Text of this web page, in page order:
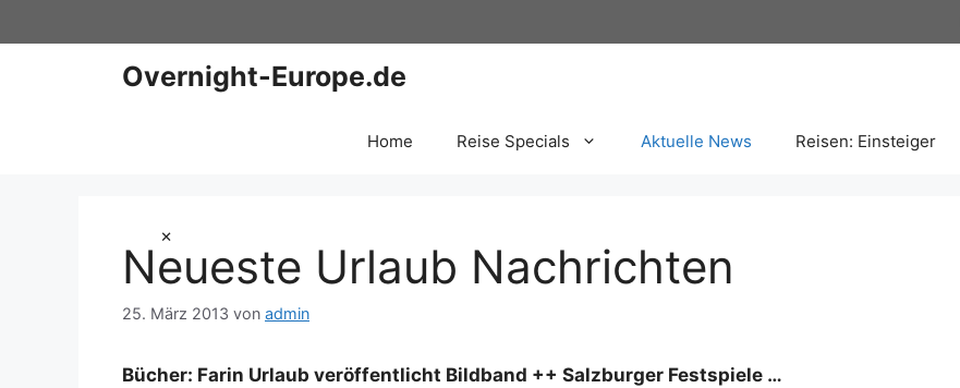
×
Inhalt
Overnight-Europe.de
Home Reise Specials Aktuelle News Reisen: Einsteiger
Neueste Urlaub Nachrichten
25. März 2013 von admin
Bücher: Farin Urlaub veröffentlicht Bildband ++ Salzburger Festspiele …